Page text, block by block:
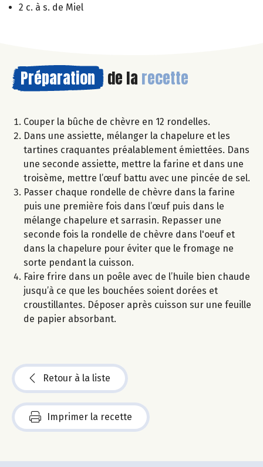
2 c. à s. de Miel
Préparation de la recette
Couper la bûche de chèvre en 12 rondelles.
Dans une assiette, mélanger la chapelure et les
tartines craquantes préalablement émiettées. Dans
une seconde assiette, mettre la farine et dans une
troisème, mettre l’œuf battu avec une pincée de sel.
Passer chaque rondelle de chèvre dans la farine
puis une première fois dans l’œuf puis dans le
mélange chapelure et sarrasin. Repasser une
seconde fois la rondelle de chèvre dans l'oeuf et
dans la chapelure pour éviter que le fromage ne
sorte pendant la cuisson.
Faire frire dans un poêle avec de l’huile bien chaude
jusqu’à ce que les bouchées soient dorées et
croustillantes. Déposer après cuisson sur une feuille
de papier absorbant.
Retour à la liste
Imprimer la recette